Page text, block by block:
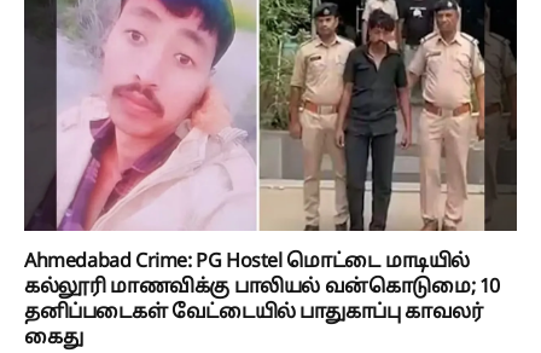
Ahmedabad Crime: PG Hostel மொட்டை மாடியில்
கல்லூரி மாணவிக்கு பாலியல் வன்கொடுமை; 10
தனிப்படைகள் வேட்டையில் பாதுகாப்பு காவலர்
கைது